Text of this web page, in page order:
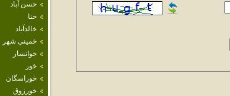
حسن آباد
حنا
خالدآباد
خميني شهر
خوانسار
خور
خوراسگان
خورزوق